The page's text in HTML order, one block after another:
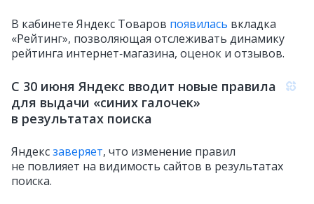
В кабинете Яндекс Товаров появилась вкладка
«Рейтинг», позволяющая отслеживать динамику
рейтинга интернет‑магазина, оценок и отзывов.
С 30 июня Яндекс вводит новые правила
для выдачи «синих галочек»
в результатах поиска
Яндексзаверяет, что изменение правил
не повлияет на видимость сайтов в результатах
поиска.